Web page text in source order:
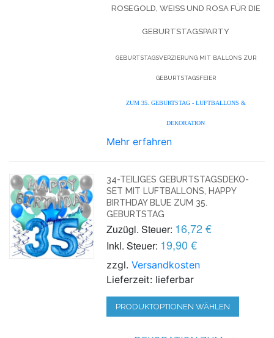
ROSEGOLD, WEISS UND ROSA FÜR DIE G
EBURTSTAGSPARTY
GEBURTSTAGSVERZIERUNG MIT BALLONS ZUR
GEBURTSTAGSFEIER
ZUM 35. GEBURTSTAG - LUFTBALLONS &
DEKORATION
Mehr erfahren
34-TEILIGES GEBURTSTAGSDEKO-
SET MIT LUFTBALLONS, HAPPY
BIRTHDAY BLUE ZUM 35.
GEBURTSTAG
Zuzügl. Steuer: 16,72 €
Inkl. Steuer: 19,90 €
zzgl.Versandkosten
Lieferzeit: lieferbar
PRODUKTOPTIONEN WÄHLEN